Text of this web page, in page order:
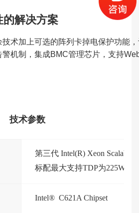
的解决方案
术加上可选的阵列卡掉电保护功能
机制，集成BMC管理芯片，支持
技术参数
第三代 Intel(R) Xeon Scalable
标配最大支持TDP为225W,
Intel® C621AChipset